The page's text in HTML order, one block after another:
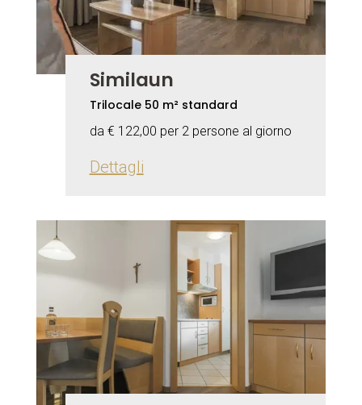
Similaun
Trilocale 50 m² standard
da € 122,00 per 2 persone al giorno
Dettagli